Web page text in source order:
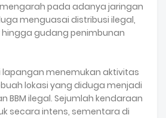
mengarah pada adanya jaringan
menguasai distribusi ilegal,
gudang penimbunan
lapangan menemukan aktivitas
lokasi yang diduga menjadi
BBM ilegal. Sejumlah kendaraan
secara intens, sementara di